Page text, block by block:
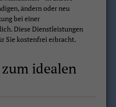
ändern oder neu
bei einer
Diese Dienstleistungen
Sie kostenfrei erbracht.
idealen